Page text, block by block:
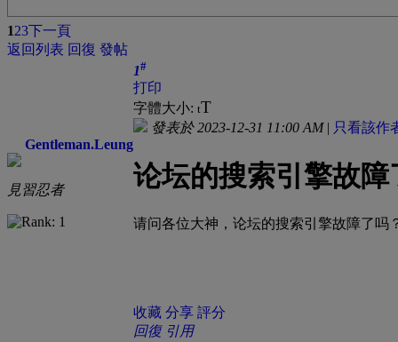
123下一頁
返回列表 回復 發帖
Gentleman.Leung
見習忍者
1#
打印
字體大小: tT
發表於 2023-12-31 11:00 AM| 只看該作
论坛的搜索引擎故障
请问各位大神，论坛的搜索引擎故障了吗
收藏 分享 評分
回復 引用